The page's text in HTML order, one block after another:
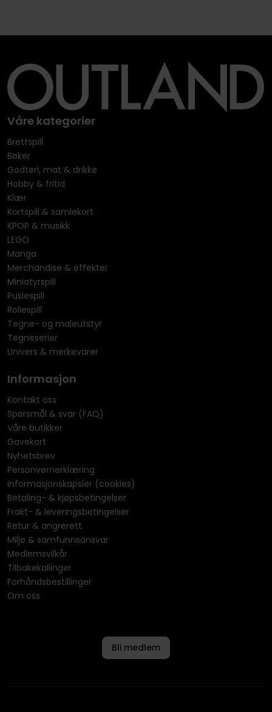
Våre kategorier
Brettspill
Bøker
Godteri, mat & drikke
Hobby & fritid
Klær
Kortspill & samlekort
KPOP & musikk
LEGO
Manga
Merchandise & effekter
Miniatyrspill
Puslespill
Rollespill
Tegne- og maleutstyr
Tegneserier
Univers & merkevarer
Informasjon
Kontakt oss
Spørsmål & svar (FAQ)
Våre butikker
Gavekort
Nyhetsbrev
Personvernerklæring
Informasjonskapsler (cookies)
Betaling- & kjøpsbetingelser
Frakt- & leveringsbetingelser
Retur & angrerett
Miljø & samfunnsansvar
Medlemsvilkår
Tilbakekallinger
Forhåndsbestillinger
Om oss
Bli medlem